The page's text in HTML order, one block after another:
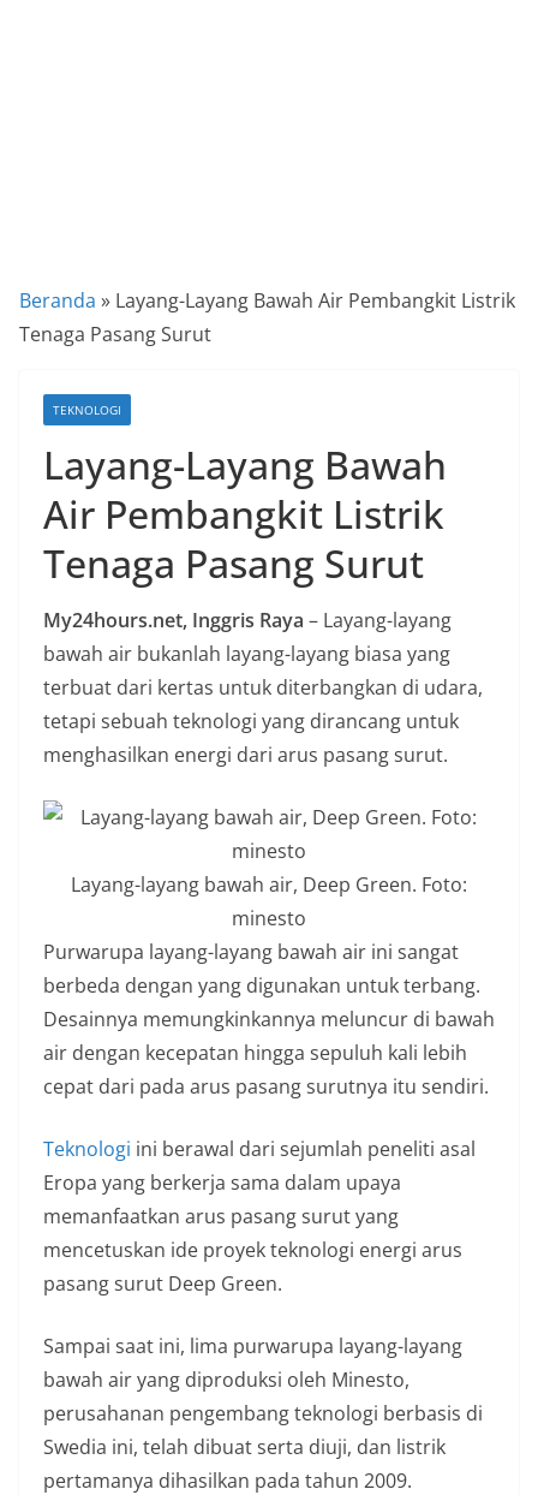
e
k
n
a
n
T
a
n
a
o
x
Beranda » Layang-Layang Bawah Air Pembangkit Listrik
Tenaga Pasang Surut
TEKNOLOGI
Layang-Layang Bawah
Air Pembangkit Listrik
Tenaga Pasang Surut
My24hours.net, Inggris Raya – Layang-layang
bawah air bukanlah layang-layang biasa yang
terbuat dari kertas untuk diterbangkan di udara,
tetapi sebuah teknologi yang dirancang untuk
menghasilkan energi dari arus pasang surut.
Layang-layang bawah air, Deep Green. Foto:
minesto
Purwarupa layang-layang bawah air ini sangat
berbeda dengan yang digunakan untuk terbang.
Desainnya memungkinkannya meluncur di bawah
air dengan kecepatan hingga sepuluh kali lebih
cepat dari pada arus pasang surutnya itu sendiri.
Teknologi ini berawal dari sejumlah peneliti asal
Eropa yang berkerja sama dalam upaya
memanfaatkan arus pasang surut yang
mencetuskan ide proyek teknologi energi arus
pasang surut Deep Green.
Sampai saat ini, lima purwarupa layang-layang
bawah air yang diproduksi oleh Minesto,
perusahanan pengembang teknologi berbasis di
Swedia ini, telah dibuat serta diuji, dan listrik
pertamanya dihasilkan pada tahun 2009.